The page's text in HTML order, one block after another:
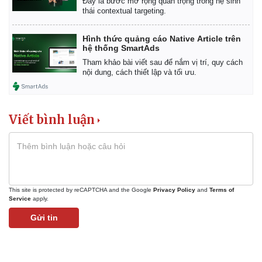
Giá cà phê
thái contextual targeting.
Hình thức quảng cáo Native Article trên
hệ thống SmartAds
Tham khảo bài viết sau để nắm vị trí, quy cách
nội dung, cách thiết lập và tối ưu.
Viết bình luận
This site is protected by reCAPTCHA and the Google Privacy Policy and Terms of
Service apply.
Gửi tin